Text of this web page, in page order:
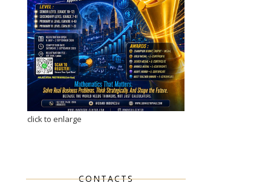
click to enlarge
CONTACTS